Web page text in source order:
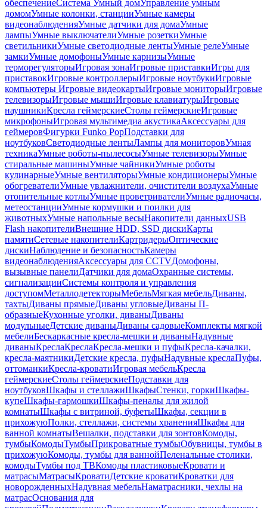
обеспечениеСистема Умный домУправление умным
домомУмные колонки, станцииУмные камеры
видеонаблюденияУмные датчики для домаУмные
лампыУмные выключателиУмные розеткиУмные
светильникиУмные светодиодные лентыУмные релеУмные
замкиУмные домофоныУмные карнизыУмные
терморегуляторыИгровая зонаИгровые приставкиИгры для
приставокИгровые контроллерыИгровые ноутбукиИгровые
компьютеры Игровые видеокартыИгровые мониторыИгровые
телевизорыИгровые мышиИгровые клавиатурыИгровые
наушникиКресла геймерскиеСтолы геймерскиеИгровые
микрофоныИгровая мультимедиа акустикаАксессуары для
геймеровФигурки Funko PopПодставки для
ноутбуковСветодиодные лентыЛампы для мониторовУмная
техникаУмные роботы-пылесосыУмные телевизорыУмные
стиральные машиныУмные чайникиУмные роботы
кулинарныеУмные вентиляторыУмные кондиционерыУмные
обогревателиУмные увлажнители, очистители воздухаУмные
отопительные котлыУмные проветривателиУмные радиочасы,
метеостанцииУмные кормушки и поилки для
животныхУмные напольные весыНакопители данныхUSB
Flash накопителиВнешние HDD, SSD дискиКарты
памятиСетевые накопителиКартридерыОптические
дискиНаблюдение и безопасностьКамеры
видеонаблюденияАксессуары для CCTVДомофоны,
вызывные панелиДатчики для домаОхранные системы,
сигнализацииСистемы контроля и управления
доступомМеталлодетекторыМебельМягкая мебельДиваны,
тахтыДиваны прямыеДиваны угловыеДиваны П-
образныеКухонные уголки, диваныДиваны
модульныеДетские диваныДиваны садовыеКомплекты мягкой
мебелиБескаркасные кресла-мешки и диваныНадувные
диваныКреслаКреслаКресла-мешки и пуфыКресла-качалки,
кресла-маятникиДетские кресла, пуфыНадувные креслаПуфы,
оттоманкиКресла-кроватиИгровая мебельКресла
геймерскиеСтолы геймерскиеПодставки для
ноутбуковШкафы и стеллажиШкафыСтенки, горкиШкафы-
купеШкафы-гармошкиШкафы-пеналы для жилой
комнатыШкафы с витриной, буфетыШкафы, секции в
прихожуюПолки, стеллажи, системы храненияШкафы для
ванной комнатыВешалки, подставки для зонтовКомоды,
тумбыКомодыТумбыПрикроватные тумбыОбувницы, тумбы в
прихожуюКомоды, тумбы для ваннойПеленальные столики,
комодыТумбы под ТВКомоды пластиковыеКровати и
матрасыМатрасыКроватиДетские кроватиКроватки для
новорожденныхНадувная мебельНаматрасники, чехлы на
матрасОснования для